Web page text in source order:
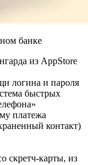
банке
из AppStore
логина и пароля
быстрых
платежа
контакт)
скретч-карты, из